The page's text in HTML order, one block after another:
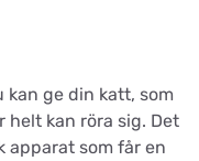
ge din katt, som
helt kan röra sig. Det
apparat som får en